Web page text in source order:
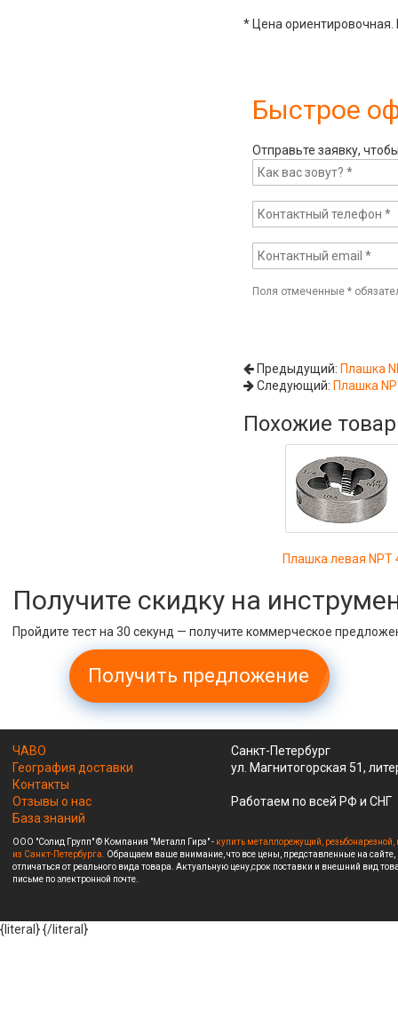
* Цена ориентировочная.
Быстрое
Отправьте заявку,
Поля отмеченные*
Предыдущий: Плашка
Следующий: Плашка
Похожие
Плашка левая NPT
Получите скидку на
Пройдите тест на 30 секунд — получите коммерческое
Получить предложение
ЧАВО
География доставки
Контакты
Отзывы о нас
База знаний
Санкт-Петербург
ул. Магнитогорская 51,
Работаем по всей РФ и СНГ
ООО "Солид Групп" © Компания "Металл Гирз" - купить металлорежущий,
из Санкт-Петербурга. Обращаем ваше внимание, что все цены, представленные на
отличаться от реального вида товара. Актуальную цену,срок поставки и внешний вид
письме по электронной почте.
{literal}{/literal}